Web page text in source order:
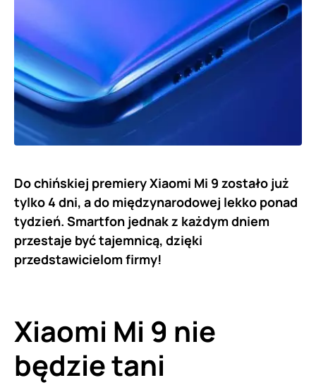
Do chińskiej premiery Xiaomi Mi 9 zostało już
tylko 4 dni, a do międzynarodowej lekko ponad
tydzień. Smartfon jednak z każdym dniem
przestaje być tajemnicą, dzięki
przedstawicielom firmy!
Xiaomi Mi 9 nie
będzie tani